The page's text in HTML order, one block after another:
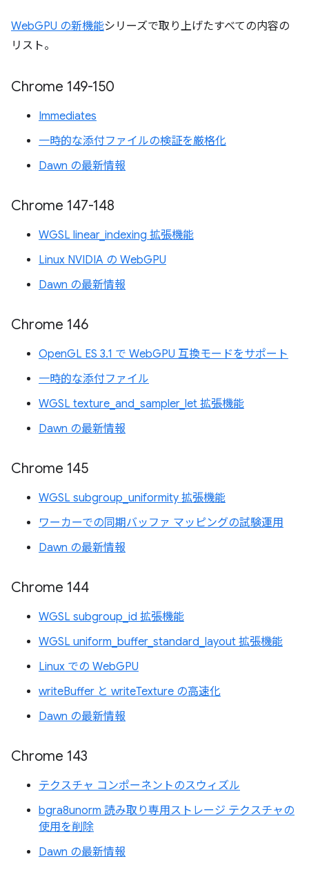
WebGPU の新機能シリーズで取り上げたすべての内容の
リスト。
Chrome 149-150
Immediates
一時的な添付ファイルの検証を厳格化
Dawn の最新情報
Chrome 147-148
WGSL linear_indexing 拡張機能
Linux NVIDIA の WebGPU
Dawn の最新情報
Chrome 146
OpenGL ES 3.1 で WebGPU 互換モードをサポート
一時的な添付ファイル
WGSL texture_and_sampler_let 拡張機能
Dawn の最新情報
Chrome 145
WGSL subgroup_uniformity 拡張機能
ワーカーでの同期バッファ マッピングの試験運用
Dawn の最新情報
Chrome 144
WGSL subgroup_id 拡張機能
WGSL uniform_buffer_standard_layout 拡張機能
Linux での WebGPU
writeBuffer と writeTexture の高速化
Dawn の最新情報
Chrome 143
テクスチャ コンポーネントのスウィズル
bgra8unorm 読み取り専用ストレージ テクスチャの
使用を削除
Dawn の最新情報